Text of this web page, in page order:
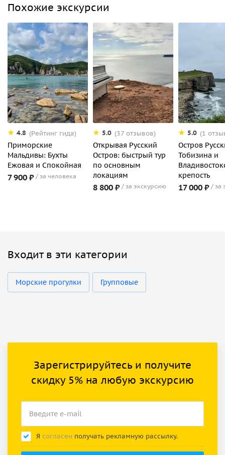
Похожие экскурсии
4.8 (Рейтинг гида)
Приморские
Мальдивы: Бухты
Ежовая и Спокойная
7 900 ₽ за человека
5.0 (37 отзывов)
Открывая Русский
Остров: быстрый тур
по основным
локациям
8 800 ₽ за экскурсию
5.0 (1
Остров
Тобизина и
крепость
17 000 ₽ за
Входит в эти категории
Морские прогулки Групповые
Зарегистрируйтесь и получите
скидку 5% на любую экскурсию
Я согласен получать рекламную рассылку.